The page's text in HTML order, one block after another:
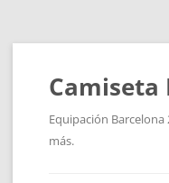
Camiseta
Equipación
más.